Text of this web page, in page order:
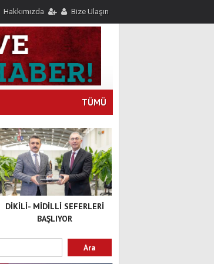
Hakkımızda Bize Ulaşın
TÜMÜ
DİKİLİ- MİDİLLİ SEFERLERİ
BAŞLIYOR